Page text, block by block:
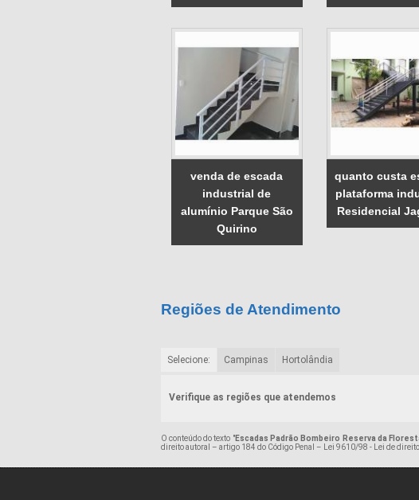
venda de escada
industrial de
alumínio Parque São
Quirino
quanto custa
plataforma
Residencial
Regiões de Atendimento
Selecione: Campinas Hortolândia
Verifique as regiões que atendemos
O conteúdo do texto "Escadas Padrão Bombeiro Reserva da
direito autoral – artigo 184 do Código Penal – Lei 9610/98 - Lei de